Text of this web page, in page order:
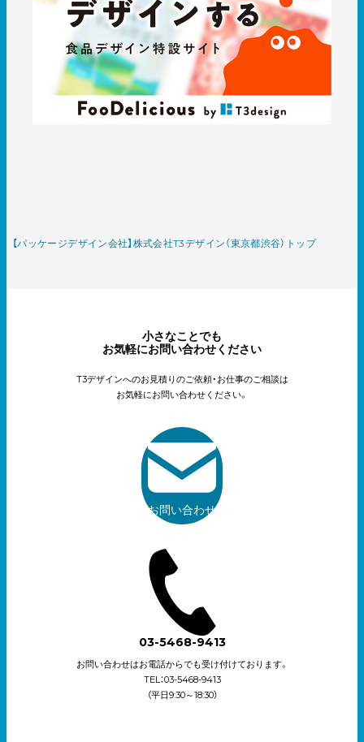
【パッケージデザイン会社】株式会社T3デザイン（東京都渋谷）トップ
小さなことでも
お気軽にお問い合わせください
T3デザインへのお見積りのご依頼・お仕事のご相談は
お気軽にお問い合わせください。
お問い合わせ
03-5468-9413
お問い合わせはお電話からでも受け付けております。
TEL：03-5468-9413
（平日9:30～18:30）